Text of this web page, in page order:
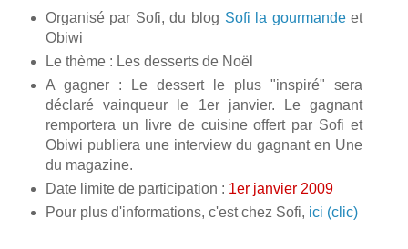
Organisé par Sofi, du blog Sofi la gourmandeet
Obiwi
Le thème : Les desserts de Noël
A gagner : Le dessert le plus "inspiré" sera
déclaré vainqueur le 1er janvier. Le gagnant
remportera un livre de cuisine offert par Sofi et
Obiwi publiera une interview du gagnant en Une
du magazine.
Date limite de participation : 1er janvier 2009
Pour plus d'informations, c'est chez Sofi, ici (clic)